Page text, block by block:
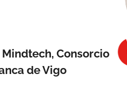
Mindtech, Consorcio
de Vigo